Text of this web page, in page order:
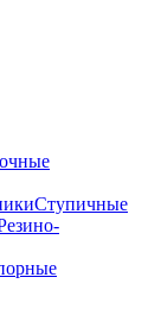
Ступичные